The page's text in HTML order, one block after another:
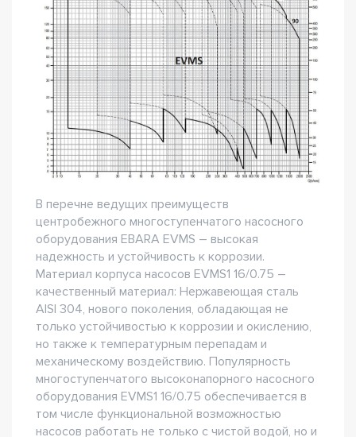
В перечне ведущих преимуществ
центробежного многоступенчатого насосного
оборудования EBARA EVMS – высокая
надежность и устойчивость к коррозии.
Материал корпуса насосов EVMS1 16/0.75 –
качественный материал: Нержавеющая сталь
AISI 304, нового поколения, обладающая не
только устойчивостью к коррозии и окислению,
но также к температурным перепадам и
механическому воздействию. Популярность
многоступенчатого высоконапорного насосного
оборудования EVMS1 16/0.75 обеспечивается в
том числе функциональной возможностью
насосов работать не только с чистой водой, но и